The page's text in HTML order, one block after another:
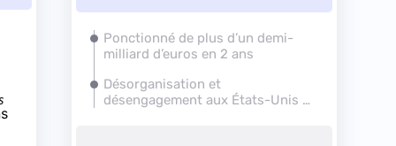
Ponctionné de plus d’un demi-
milliard d’euros en 2 ans
Désorganisation et
désengagement aux États-Unis et